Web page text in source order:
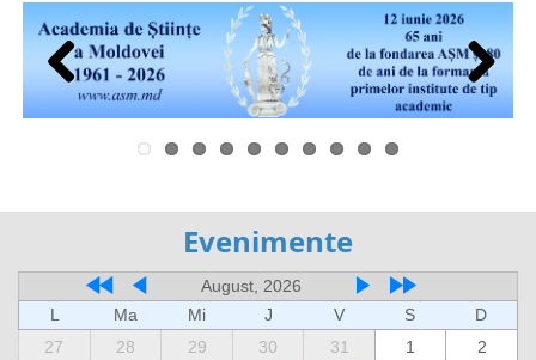
Previous Next
Evenimente
August, 2026
L
Ma Mi J V S
D
27
28 29 30 31 1
2